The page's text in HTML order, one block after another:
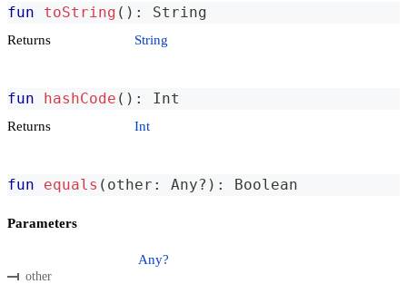
fun toString ( ) : String
Returns String
fun hashCode ( ) : Int
Returns Int
fun equals ( other : Any? ) : Boolean
Parameters
other
Any?